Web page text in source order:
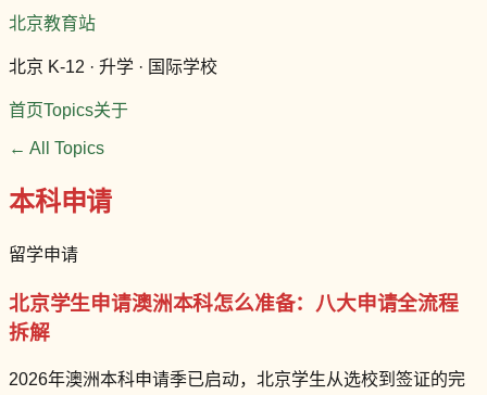
北京教育站
北京 K-12 · 升学 · 国际学校
首页Topics关于
← All Topics
本科申请
留学申请
北京学生申请澳洲本科怎么准备：八大申请全流程
拆解
2026年澳洲本科申请季已启动，北京学生从选校到签证的完